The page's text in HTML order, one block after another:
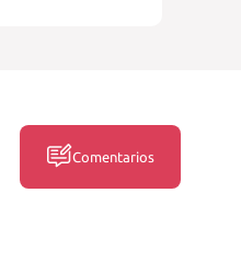
Comentarios